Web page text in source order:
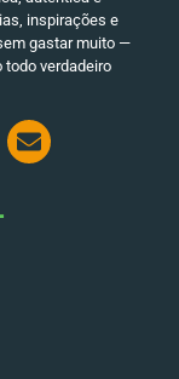
inspirações e
gastar muito —
verdadeiro